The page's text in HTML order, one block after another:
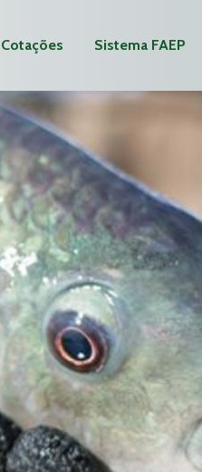
Cotações Sistema FAEP